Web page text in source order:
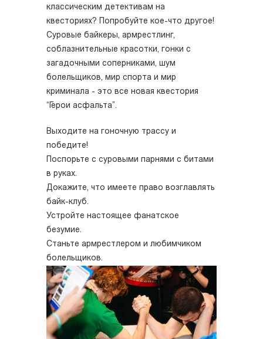
классическим детективам на
квесториях? Попробуйте кое-что другое!
Суровые байкеры, армрестлинг,
соблазнительные красотки, гонки с
загадочными соперниками, шум
болельщиков, мир спорта и мир
криминала - это все новая квестория
“Герои асфальта”.
Выходите на гоночную трассу и
победите!
Поспорьте с суровыми парнями с битами
в руках.
Докажите, что имеете право возглавлять
байк-клуб.
Устройте настоящее фанатское
безумие.
Станьте армрестлером и любимчиком
болельщиков.